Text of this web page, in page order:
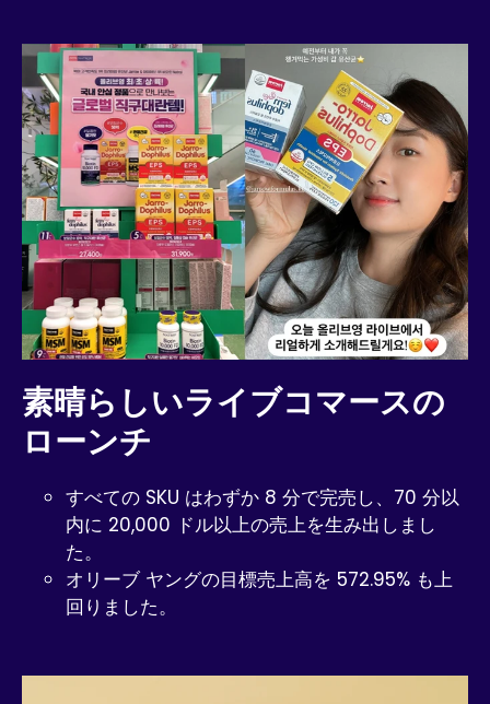
素晴らしいライブコマースの
ローンチ
すべての SKU はわずか 8 分で完売し、70 分以
内に 20,000 ドル以上の売上を生み出しまし
た。
オリーブ ヤングの目標売上高を 572.95% も上
回りました。